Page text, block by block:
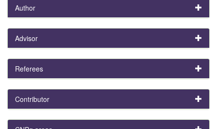
Author
Advisor
Referees
Contributor